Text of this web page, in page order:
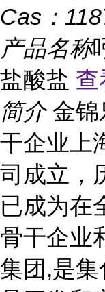
Cas：
产品名称
盐酸盐
简介 金锦
干企业上
司成立，
已成为在
骨干企业
集团,是